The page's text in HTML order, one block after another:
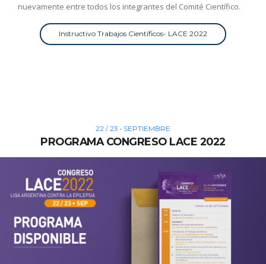
nuevamente entre todos los integrantes del Comité Científico.
Instructivo Trabajos Científicos- LACE 2022
22 / 23 • SEPTIEMBRE
PROGRAMA CONGRESO LACE 2022